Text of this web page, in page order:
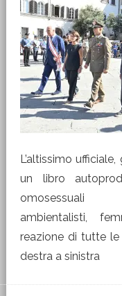
L’altissimo
un libro
ambientalisti,
reazione di tutte
destra a sinistra